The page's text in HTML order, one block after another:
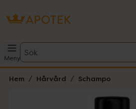
Meny
Sök
Hem Hårvård Schampo